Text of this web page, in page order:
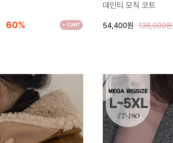
60% + CART
데인티 모직 코트
54,400원 136,000원